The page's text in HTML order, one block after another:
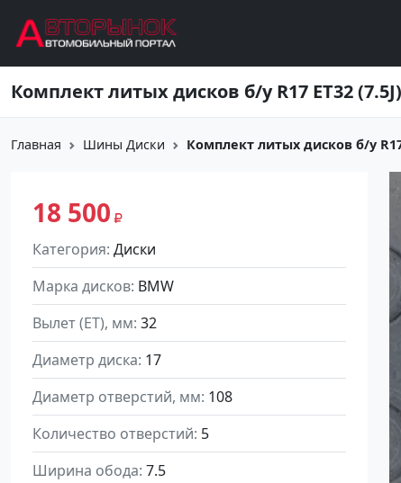
Комплект литых дисков б/у R17 ET32
Главная Шины Диски Комплект литых дисков б/у
18 500
Категория Диски
Марка дисков BMW
Вылет (ET), мм 32
Диаметр диска 17
Диаметр отверстий, мм 108
Количество отверстий 5
Ширина обода 7.5